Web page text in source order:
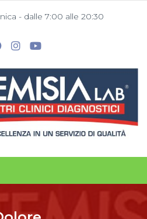
- dalle 7:00 alle 20:30